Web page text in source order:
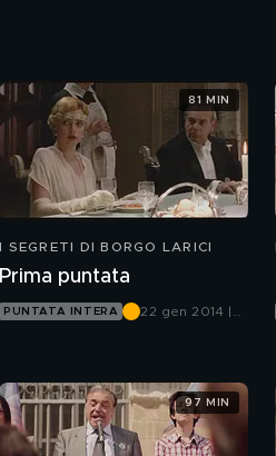
I SEGRETI DI BORGO LARICI
Prima puntata
PUNTATA INTERA
22 gen 2014 |
81 MIN
97 MIN